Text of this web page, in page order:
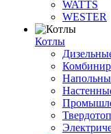
WATTS
WESTER
Котлы